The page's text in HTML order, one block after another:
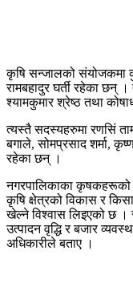
कृषि सन्जालको संयोजकमा
रामबहादुर घर्ती रहेका छन्
श्यामकुमार श्रेष्ठ तथा
त्यस्तै सदस्यहरुमा रणसिं
बगाले, सोमप्रसाद शर्मा,
रहेका छन् ।
नगरपालिकाका कृषकहरूको
कृषि क्षेत्रको विकास र
खेल्ने विश्वास लिइएको छ ।
उत्पादन वृद्धि र बजार
अधिकारीले बताए ।